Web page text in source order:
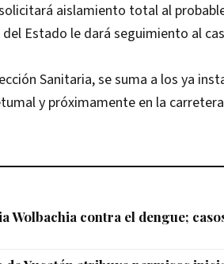
aislamiento total al
Estado le dará seguimiento al
Sanitaria, se suma a los ya
y próximamente en la
Wolbachia contra el dengue;